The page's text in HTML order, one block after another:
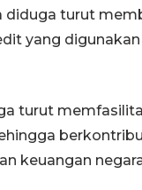
turut
yang
turut
keuangan